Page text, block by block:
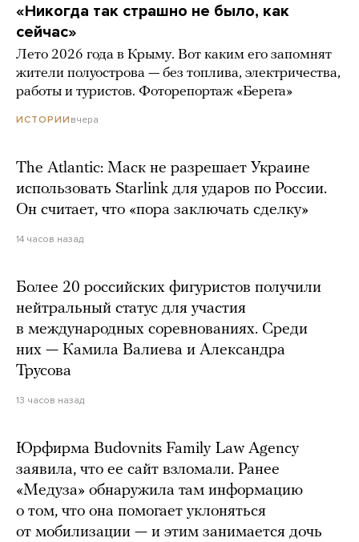
«Никогда так страшно не было, как
сейчас»
Лето 2026 года в Крыму. Вот каким его запомнят
жители полуострова — без топлива, электричества,
работы и туристов. Фоторепортаж «Берега»
ИСТОРИИ вчера
The Atlantic: Маск не разрешает Украине
использовать Starlink для ударов по России.
Он считает, что «пора заключать сделку»
14 часов назад
Более 20 российских фигуристов получили
нейтральный статус для участия
в международных соревнованиях. Среди
них — Камила Валиева и Александра
Трусова
13 часов назад
Юрфирма Budovnits Family Law Agency
заявила, что ее сайт взломали. Ранее
«Медуза» обнаружила там информацию
о том, что она помогает уклоняться
от мобилизации — и этим занимается дочь